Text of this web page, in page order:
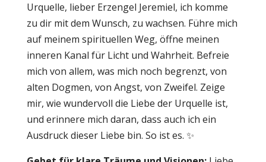
Urquelle, lieber Erzengel Jeremiel, ich komme
zu dir mit dem Wunsch, zu wachsen. Führe mich
auf meinem spirituellen Weg, öffne meinen
inneren Kanal für Licht und Wahrheit. Befreie
mich von allem, was mich noch begrenzt, von
alten Dogmen, von Angst, von Zweifel. Zeige
mir, wie wundervoll die Liebe der Urquelle ist,
und erinnere mich daran, dass auch ich ein
Ausdruck dieser Liebe bin. So ist es. ✨